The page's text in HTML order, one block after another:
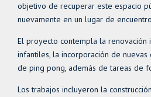
objetivo de recuperar este espacio
nuevamente en un lugar de
El proyecto contempla la renovación
infantiles, la incorporación de
de ping pong, además de tareas de
Los trabajos incluyeron la